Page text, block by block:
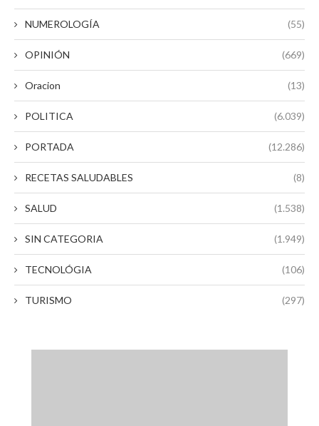
NUMEROLOGÍA (55)
OPINIÓN (669)
Oracion (13)
POLITICA (6.039)
PORTADA (12.286)
RECETAS SALUDABLES (8)
SALUD (1.538)
SIN CATEGORIA (1.949)
TECNOLÓGIA (106)
TURISMO (297)